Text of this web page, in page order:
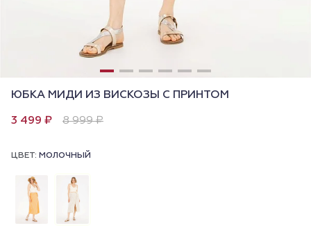
ЮБКА МИДИ ИЗ ВИСКОЗЫ С ПРИНТОМ
3 499 ₽ 8 999 ₽
ЦВЕТ: МОЛОЧНЫЙ